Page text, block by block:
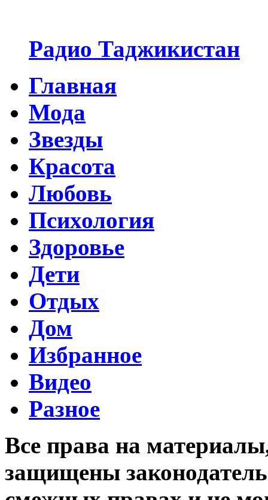
Радио Таджикистан
Главная
Мода
Звезды
Красота
Любовь
Психология
Здоровье
Дети
Отдых
Дом
Избранное
Видео
Разное
Все права на
защищены